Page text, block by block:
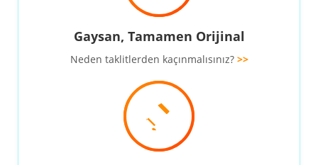
Gaysan, Tamamen Orijinal
Neden taklitlerden kaçınmalısınız? >>